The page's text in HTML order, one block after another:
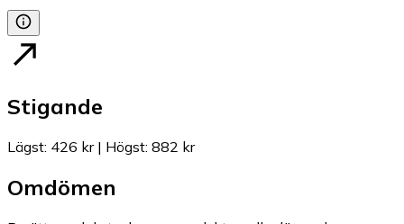
Stigande
Lägst: 426 kr| Högst: 882 kr
Omdömen